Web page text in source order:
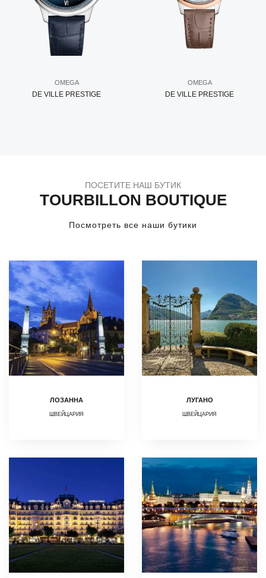
OMEGA
DE VILLE PRESTIGE
OMEGA
DE VILLE PRESTIGE
ПОСЕТИТЕ НАШ БУТИК
TOURBILLON BOUTIQUE
Посмотреть все наши бутики
ЛОЗАННА
ШВЕЙЦАРИЯ
ЛУГАНО
ШВЕЙЦАРИЯ